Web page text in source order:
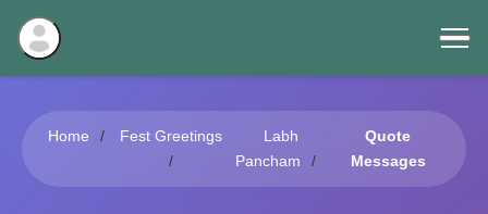
Home Fest Greetings
Labh
Pancham
Quote
Messages